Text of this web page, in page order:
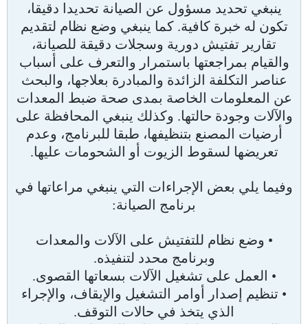
ينبغي تحديد مسؤول عن الصيانة تحديدا دقيقا،
تكون له خبرة كافية. كما ينبغي وضع نظام لتقديم
تقارير تفتيش دورية وسجلات دقيقة للصيانة،
والقيام بمراجعتها باستمرار والتعرف على أسباب
عناصر التكلفة الزائدة والمبادرة بعلاجها، والبحث
عن المعلومات الخاصة بمدى صحة ضبط المعدات
والآلات وجودة حالتها. وكذلك ينبغي المحافظة على
أرضيات المصنع بتنظيفها، طبقا للبرنامج، وعدم
تعريضها لسقوط الزيوت أو الشحومات عليها.
وفيما يلي بعض الإجراءات التي ينبغي مراعاتها في
برنامج الصيانة:
• وضع نظام للتفتيش على الآلات والمعدات
وبرنامج محدد لتنفيذه.
• العمل على تشغيل الآلات بسعاتها القصوى.
• تنظيم إصدار أوامر التشغيل والإيقاف، والإجراء
الذي يتخذ في حالات التوقف.